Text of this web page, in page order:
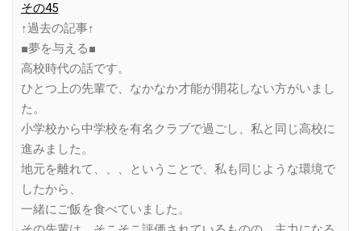
その45
↑過去の記事↑
■夢を与える■
高校時代の話です。
ひとつ上の先輩で、なかなか才能が開花しない方がいまし
た。
小学校から中学校を有名クラブで過ごし、私と同じ高校に
進みました。
地元を離れて、、、ということで、私も同じような環境で
したから、
一緒にご飯を食べていました。